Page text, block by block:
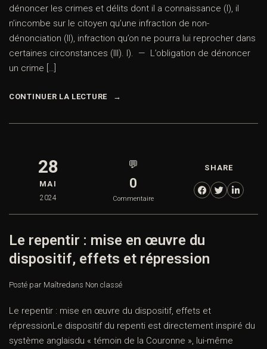
dénoncer les crimes et délits dont il a connaissance (I), il
n’incombe sur le citoyen qu’une infraction de non-
dénonciation (II), infraction qu’on ne pourra lui reprocher dans
certaines circonstances (III). I). — L’obligation de dénoncer
un crime […]
CONTINUER LA LECTURE
28
MAI
2024
💬
0
Commentaire
SHARE
Le repentir : mise en œuvre du
dispositif, effets et répression
Posté par Maîtredans Non classé
Le repentir : mise en œuvre du dispositif, effets et
répressionLe dispositif du repenti est directement inspiré du
système anglaisdu « témoin de la Couronne », lui-même